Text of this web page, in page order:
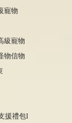
寵物
級寵物
物信物
援禮包I